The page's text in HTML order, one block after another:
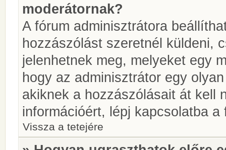
moderátornak?
A fórum adminisztrátora
hozzászólást szeretnél küldeni,
jelenhetnek meg, melyeket egy
hogy az adminisztrátor egy
akiknek a hozzászólásait át kell
információért, lépj kapcsolatba
Vissza a tetejére